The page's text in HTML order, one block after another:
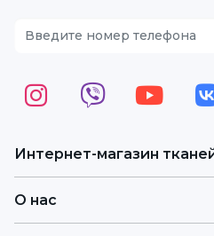
Интернет-магазин
О нас